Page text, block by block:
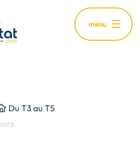
menu
Du T3 au T5